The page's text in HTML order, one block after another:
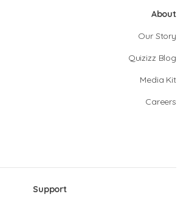
About
Our Story
Quizizz Blog
Media Kit
Careers
Support